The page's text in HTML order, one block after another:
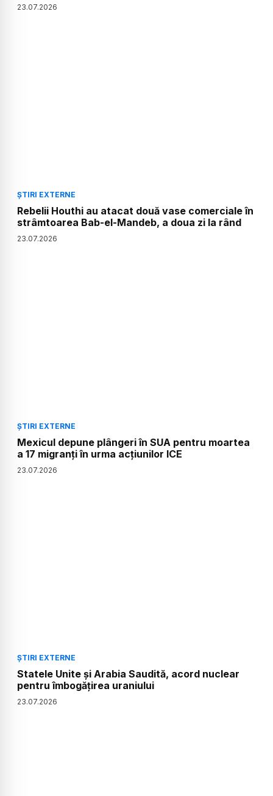
23.07.2026
ȘTIRI EXTERNE
Rebelii Houthi au atacat două vase comerciale în
strâmtoarea Bab-el-Mandeb, a doua zi la rând
23.07.2026
ȘTIRI EXTERNE
Mexicul depune plângeri în SUA pentru moartea
a 17 migranți în urma acțiunilor ICE
23.07.2026
ȘTIRI EXTERNE
Statele Unite și Arabia Saudită, acord nuclear
pentru îmbogățirea uraniului
23.07.2026